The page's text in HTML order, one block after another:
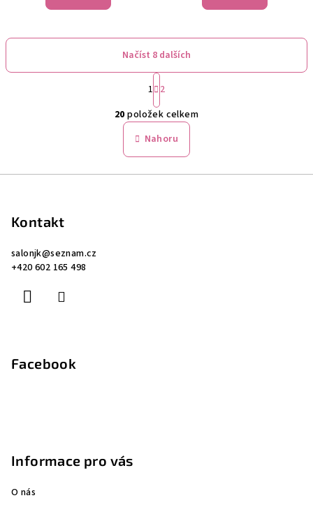
O
v
l
á
Načíst 8 dalších
S
t
r
á
n
k
o
v
1 2
20 položek celkem
Nahoru
Kontakt
salonjk@seznam.cz
+420 602 165 498
Facebook
Informace pro vás
O nás